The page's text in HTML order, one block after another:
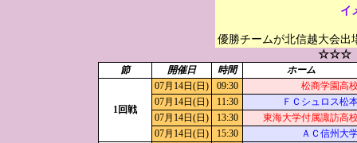
イ
優勝チームが北信越大会出
☆☆☆
節 開催日 時間 ホーム
1回戦
07月14日(日) 09:30
松商学園高
07月14日(日)
11:30
ＦＣシュロス松
07月14日(日)
13:30
東海大学付属諏訪高
07月14日(日)
15:30 ＡＣ信州大